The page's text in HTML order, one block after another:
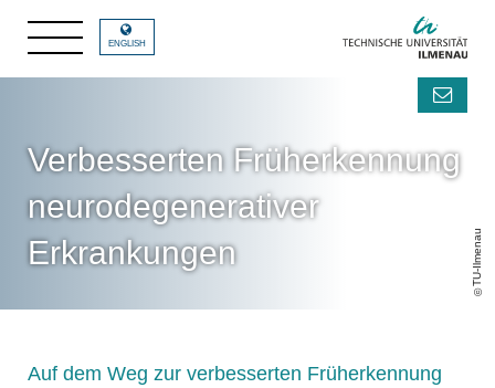
TU-Ilmenau
ENGLISH
Verbesserten Früherkennung
neurodegenerativer
Erkrankungen
Auf dem Weg zur verbesserten Früherkennung